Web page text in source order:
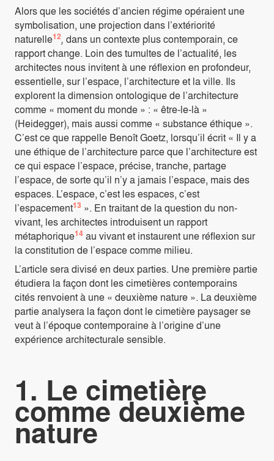
Alors que les sociétés d’ancien régime opéraient une
symbolisation, une projection dans l’extériorité
naturelle12, dans un contexte plus contemporain, ce
rapport change. Loin des tumultes de l’actualité, les
architectes nous invitent à une réflexion en profondeur,
essentielle, sur l’espace, l’architecture et la ville. Ils
explorent la dimension ontologique de l’architecture
comme « moment du monde » : « être-le-là »
(Heidegger), mais aussi comme « substance éthique ».
C’est ce que rappelle Benoît Goetz, lorsqu’il écrit « Il y a
une éthique de l’architecture parce que l’architecture est
ce qui espace l’espace, précise, tranche, partage
l’espace, de sorte qu’il n’y a jamais l’espace, mais des
espaces. L’espace, c’est les espaces, c’est
l’espacement13 ». En traitant de la question du non-
vivant, les architectes introduisent un rapport
métaphorique14 au vivant et instaurent une réflexion sur
la constitution de l’espace comme milieu.
L’article sera divisé en deux parties. Une première partie
étudiera la façon dont les cimetières contemporains
cités renvoient à une « deuxième nature ». La deuxième
partie analysera la façon dont le cimetière paysager se
veut à l’époque contemporaine à l’origine d’une
expérience architecturale sensible.
1. Le cimetière
comme deuxième
nature